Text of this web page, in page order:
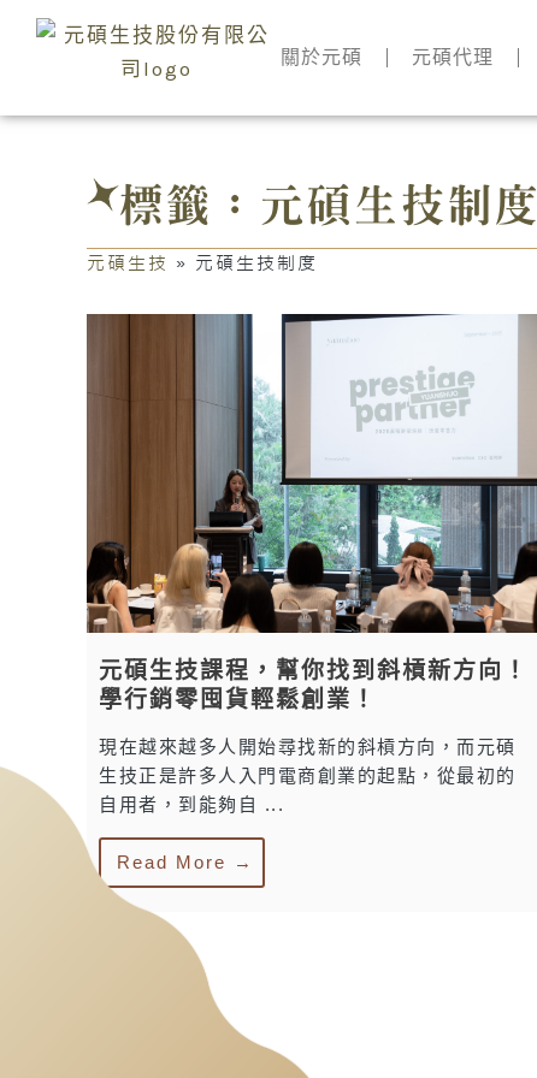
要
關於元碩 元碩代理
標籤：元碩生技制度
元碩生技 » 元碩生技制度
元碩生技課程，幫你找到斜槓新方向！
學行銷零囤貨輕鬆創業！
現在越來越多人開始尋找新的斜槓方向，而元碩
生技正是許多人入門電商創業的起點，從最初的
自用者，到能夠自 ...
Read More →